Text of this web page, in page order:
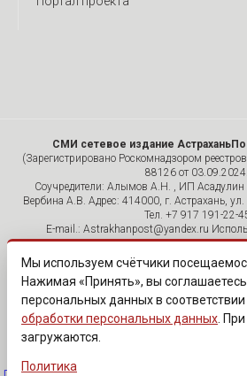
СМИ сетевое издание
(Зарегистрировано Роскомнадзором
88126 от
Соучредители: Алымов А.Н. , ИП Асадулин
Вербина А.В. Адрес: 414000, г. Астрахань,
Тел. +7 917 191-22-
E-mail.: Astrakhanpost@yandex.ru
размещенных на страницах сетевого
допускается исключительно с указанием
активной гиперссылки на портал
читателей сайта размещаются без
Редакция оставляет за собой право
отредактировать, если указанные
«САЙТ ПРЕДНАЗНАЧЕН ДЛЯ
Мы используем счётчики
Нажимая «Принять», вы
персональных данных в соответствии
обработки персональных данных .
загружаются.
Политика